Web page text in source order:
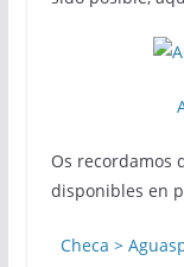
Os recordamos
disponibles en
Checa >